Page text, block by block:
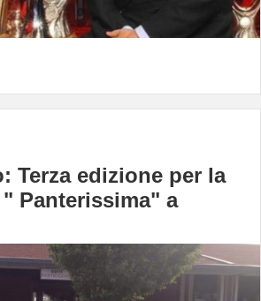
Terza edizione per la
Panterissima" a